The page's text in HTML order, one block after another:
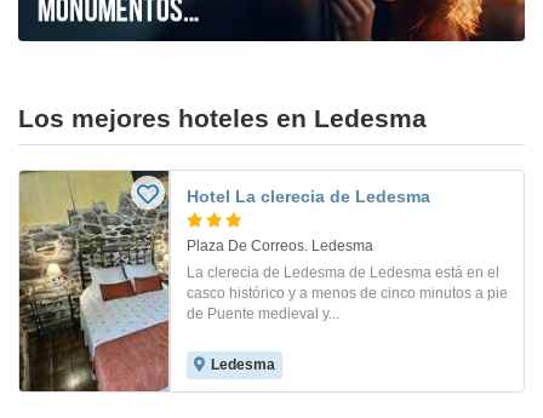
Los mejores hoteles en Ledesma
Hotel La clerecia de Ledesma
Plaza De Correos. Ledesma
La clerecia de Ledesma de Ledesma está en el
casco histórico y a menos de cinco minutos a pie
de Puente medieval y...
Ledesma